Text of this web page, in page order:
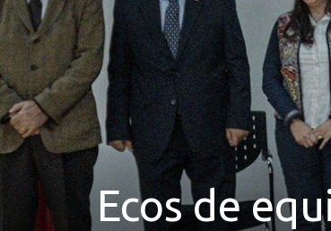
Ecos de